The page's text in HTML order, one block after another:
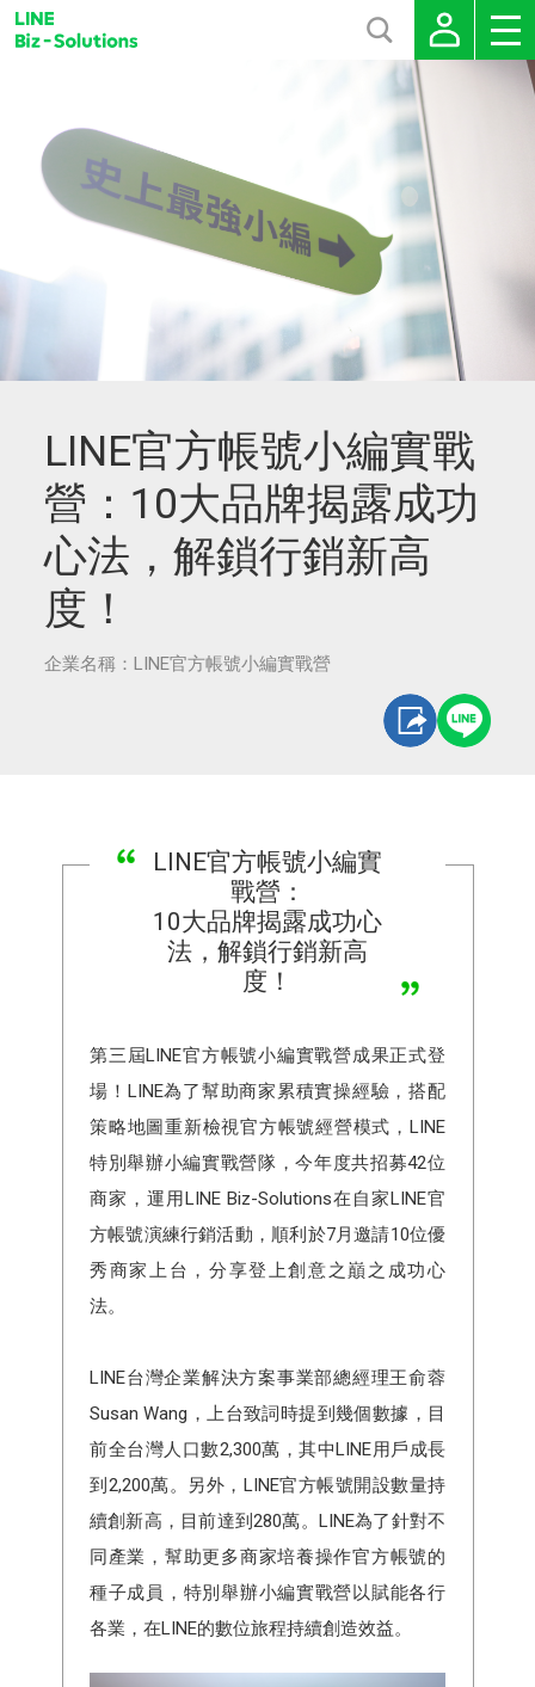
LINE官方帳號小編實戰
營：10大品牌揭露成功
心法，解鎖行銷新高
度！
企業名稱：LINE官方帳號小編實戰營
LINE官方帳號小編實
戰營：
10大品牌揭露成功心
法，解鎖行銷新高
度！
第三屆LINE官方帳號小編實戰營成果正式登
場！LINE為了幫助商家累積實操經驗，搭配
策略地圖重新檢視官方帳號經營模式，LINE
特別舉辦小編實戰營隊，今年度共招募42位
商家，運用LINE Biz-Solutions在自家LINE官
方帳號演練行銷活動，順利於7月邀請10位優
秀商家上台，分享登上創意之巔之成功心
法。
LINE台灣企業解決⽅案事業部總經理王俞蓉
Susan Wang，上台致詞時提到幾個數據，目
前全台灣人口數2,300萬，其中LINE用戶成長
到2,200萬。另外，LINE官方帳號開設數量持
續創新高，目前達到280萬。LINE為了針對不
同產業，幫助更多商家培養操作官方帳號的
種子成員，特別舉辦小編實戰營以賦能各行
各業，在LINE的數位旅程持續創造效益。